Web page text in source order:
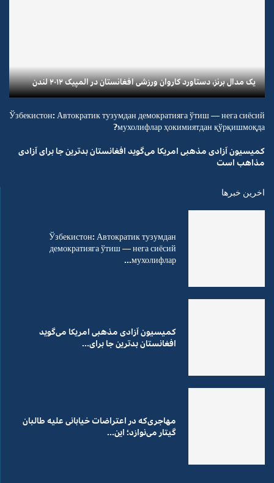
یک مدال برنز، دستاورد کاروان ورزشی افغانستان در المپیک ۲۰۱۲ لندن
Ўзбекистон: Автократик тузумдан демократияга ўтиш — нега сиёсий
мухолифлар ҳокимиятдан қўрқишмоқда?
کمیسیون آزادی مذهبی امریکا می‌گوید افغانستان بدترین جا برای آزادی
مذاهب است
اخرین خبرها
Ўзбекистон: Автократик тузумдан
демократияга ўтиш — нега сиёсий
мухолифлар...
کمیسیون آزادی مذهبی امریکا می‌گوید
افغانستان بدترین جا برای...
مهاجری‌که در اعتراضات خیابانی علیه طالبان
گیتار می‌نوازد؛ این...